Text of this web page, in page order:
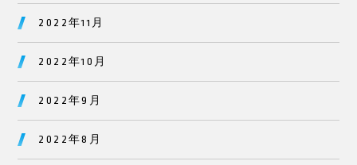
2022年11月
2022年10月
2022年9月
2022年8月